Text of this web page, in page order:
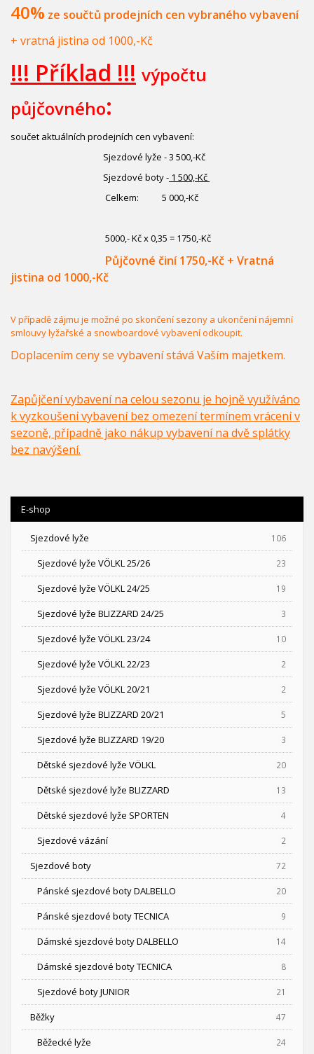
40% ze součtů prodejních cen vybraného vybavení
+ vratná jistina od 1000,-Kč
!!! Příklad !!! výpočtu
půjčovného:
součet aktuálních prodejních cen vybavení:
Sjezdové lyže - 3 500,-Kč
Sjezdové boty - 1 500,-Kč
Celkem: 5 000,-Kč
5000,- Kč x 0,35 = 1750,-Kč
Půjčovné činí 1750,-Kč + Vratná
jistina od 1000,-Kč
V případě zájmu je možné po skončení sezony a ukončení nájemní
smlouvy lyžařské a snowboardové vybavení odkoupit.
Doplacením ceny se vybavení stává Vaším majetkem.
Zapůjčení vybavení na celou sezonu je hojně využíváno
k vyzkoušení vybavení bez omezení termínem vrácení v
sezoně, případně jako nákup vybavení na dvě splátky
bez navýšení.
E-shop
Sjezdové lyže 106
Sjezdové lyže VÖLKL 25/26 23
Sjezdové lyže VÖLKL 24/25 19
Sjezdové lyže BLIZZARD 24/25 3
Sjezdové lyže VÖLKL 23/24 10
Sjezdové lyže VÖLKL 22/23 2
Sjezdové lyže VÖLKL 20/21 2
Sjezdové lyže BLIZZARD 20/21 5
Sjezdové lyže BLIZZARD 19/20 3
Dětské sjezdové lyže VÖLKL 20
Dětské sjezdové lyže BLIZZARD 13
Dětské sjezdové lyže SPORTEN 4
Sjezdové vázání 2
Sjezdové boty 72
Pánské sjezdové boty DALBELLO 20
Pánské sjezdové boty TECNICA 9
Dámské sjezdové boty DALBELLO 14
Dámské sjezdové boty TECNICA 8
Sjezdové boty JUNIOR 21
Běžky 47
Běžecké lyže 24